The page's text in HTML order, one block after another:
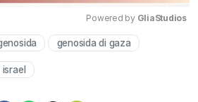
Mute
Powered by GliaStudios
genosida di gaza